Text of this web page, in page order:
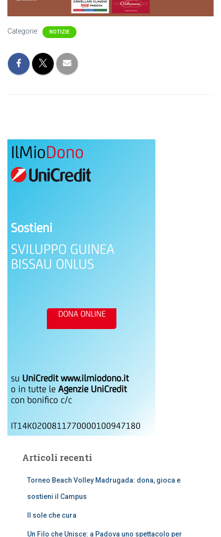
Categorie: NOTIZIE
Sostieni
SVILUPPO GUINEA
BISSAU ONLUS
su UniCredit www.ilmiodono.it
o in tutte le Agenzie UniCredit
con bonifico c/c
IT14K0200811770000100947180
DONA ONLINE
IlMioDono
Articoli recenti
Torneo Beach Volley Madrugada: dona, gioca e
sostieni il Campus
Il sole che cura
Un Filo che Unisce: a Padova uno spettacolo per